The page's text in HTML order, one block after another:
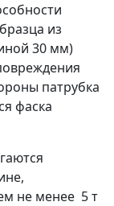
из
30 мм)
патрубка
фаска
не менее 5 т